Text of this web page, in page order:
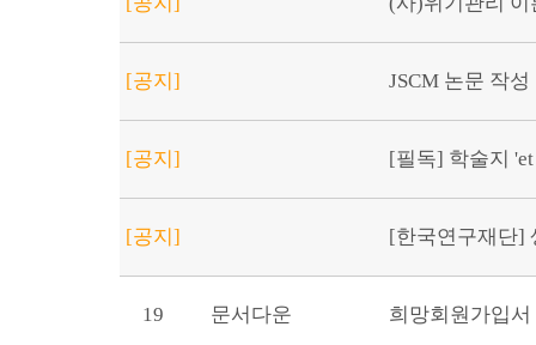
[공지] JSCM 논문 작
[공지] [필독] 학술지
[공지] [한국연구재단]
19 문서다운 희망회원가입